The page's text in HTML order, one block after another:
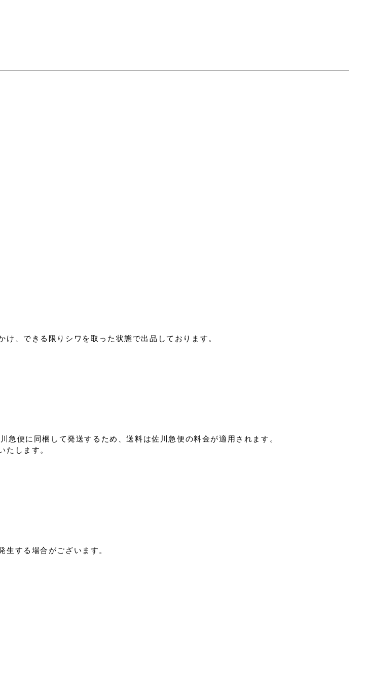
、できる限りシワを取った状態で出品しております。
便に同梱して発送するため、送料は佐川急便の料金が適用されます。
します。
する場合がございます。